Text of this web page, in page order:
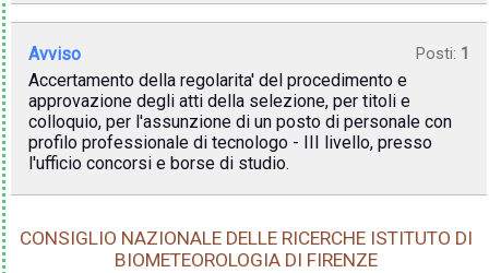
Avviso Posti: 1
Accertamento della regolarita' del procedimento e
approvazione degli atti della selezione, per titoli e
colloquio, per l'assunzione di un posto di personale con
profilo professionale di tecnologo - III livello, presso
l'ufficio concorsi e borse di studio.
CONSIGLIO NAZIONALE DELLE RICERCHE ISTITUTO DI
BIOMETEOROLOGIA DI FIRENZE